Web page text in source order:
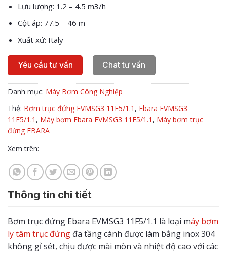
Lưu lượng: 1.2 – 4.5 m3/h
Cột áp: 77.5 – 46 m
Xuất xứ: Italy
Yêu cầu tư vấn Chat tư vấn
Danh mục: Máy Bơm Công Nghiệp
Thẻ: Bơm trục đứng EVMSG3 11F5/1.1 , Ebara EVMSG3
11F5/1.1 , Máy bơm Ebara EVMSG3 11F5/1.1 , Máy bơm trục
đứng EBARA
Xem trên:
Thông tin chi tiết
Bơm trục đứng Ebara EVMSG3 11F5/1.1 là loại máy bơm
ly tâm trục đứng đa tầng cánh được làm bằng inox 304
không gỉ sét, chịu được mài mòn và nhiệt độ cao với các